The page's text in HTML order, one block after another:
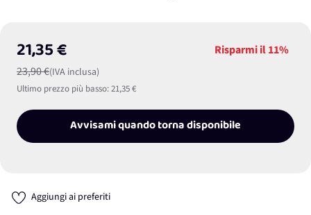
21,35 €
23,90 €(IVA inclusa)
Risparmi il11%
Ultimo prezzo più basso:21,35 €
Avvisami quando torna disponibile
Aggiungi ai preferiti